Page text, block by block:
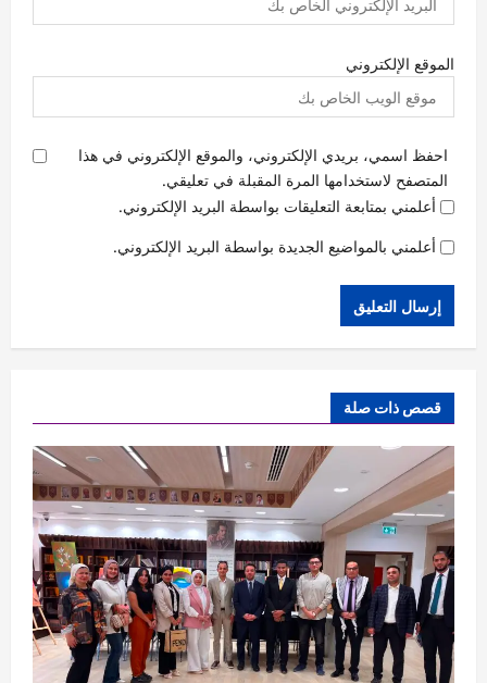
الموقع الإلكتروني
احفظ اسمي، بريدي الإلكتروني، والموقع الإلكتروني في هذا
المتصفح لاستخدامها المرة المقبلة في تعليقي.
أعلمني بمتابعة التعليقات بواسطة البريد الإلكتروني.
أعلمني بالمواضيع الجديدة بواسطة البريد الإلكتروني.
قصص ذات صلة